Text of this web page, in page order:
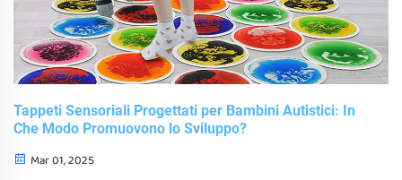
Tappeti Sensoriali Progettati per Bambini Autistici: In
Che Modo Promuovono lo Sviluppo?
Mar 01, 2025